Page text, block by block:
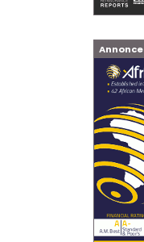
Annonce